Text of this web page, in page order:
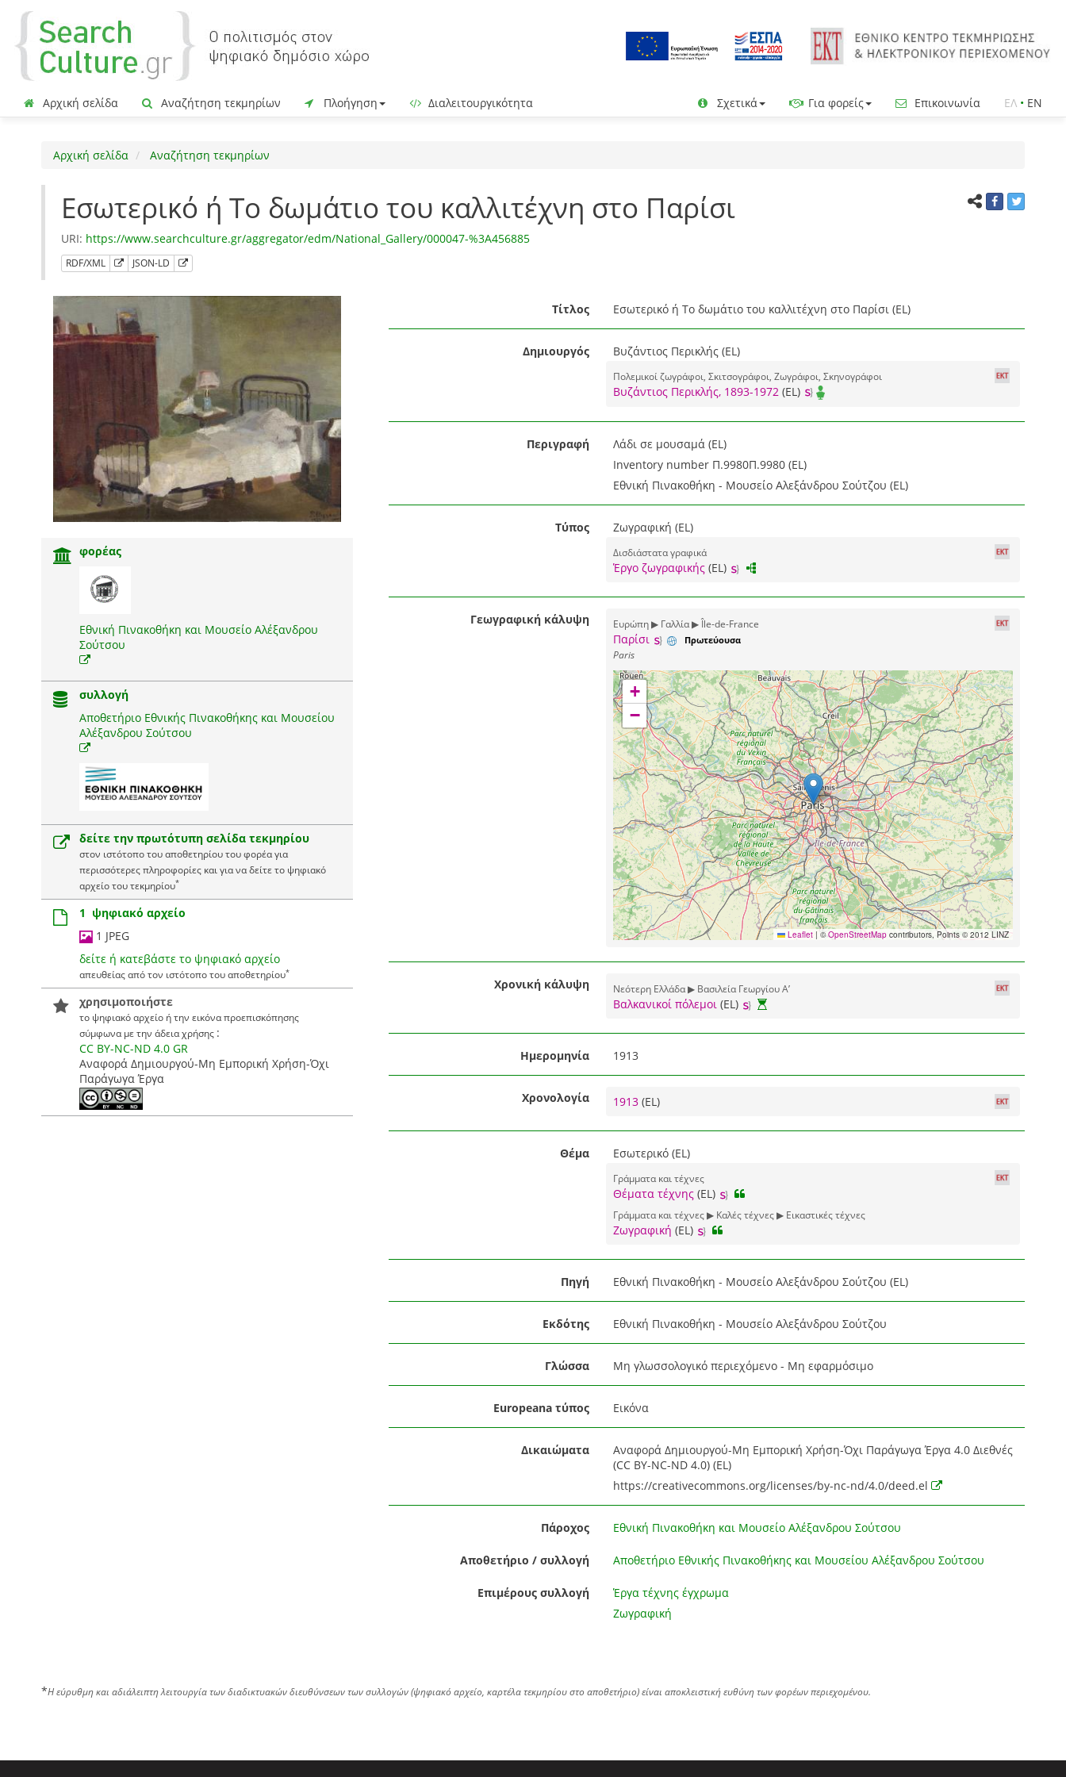
Αρχική σελίδα Αναζήτηση τεκμηρίων Πλοήγηση Διαλειτουργικότητα Σχετικά Για φορείς Επικοινωνία ΕΛ • EN
Αρχική σελίδα Αναζήτηση τεκμηρίων
Εσωτερικό ή Το δωμάτιο του καλλιτέχνη στο Παρίσι
URI: https://www.searchculture.gr/aggregator/edm/National_Gallery/000047-%3A456885
RDF/XML JSON-LD
φορέας
Εθνική Πινακοθήκη και Μουσείο Αλέξανδρου
Σούτσου
συλλογή
Αποθετήριο Εθνικής Πινακοθήκης και Μουσείου
Αλέξανδρου Σούτσου
δείτε την πρωτότυπη σελίδα τεκμηρίου
στον ιστότοπο του αποθετηρίου του φορέα για
περισσότερες πληροφορίες και για να δείτε το ψηφιακό
αρχείο του τεκμηρίου*
1 ψηφιακό αρχείο
1 JPEG
δείτε ή κατεβάστε το ψηφιακό αρχείο
απευθείας από τον ιστότοπο του αποθετηρίου*
χρησιμοποιήστε
το ψηφιακό αρχείο ή την εικόνα προεπισκόπησης
σύμφωνα με την άδεια χρήσης :
CC BY-NC-ND 4.0 GR
Αναφορά Δημιουργού-Μη Εμπορική Χρήση-Όχι
Παράγωγα Έργα
Τίτλος Εσωτερικό ή Το δωμάτιο του καλλιτέχνη στο Παρίσι (EL)
Δημιουργός Βυζάντιος Περικλής (EL)
Πολεμικοί ζωγράφοι, Σκιτσογράφοι, Ζωγράφοι, Σκηνογράφοι
Βυζάντιος Περικλής, 1893-1972(EL)
Περιγραφή
Λάδι σε μουσαμά (EL)
Inventory number Π.9980Π.9980 (EL)
Εθνική Πινακοθήκη - Μουσείο Αλεξάνδρου Σούτζου (EL)
Τύπος Ζωγραφική (EL)
Δισδιάστατα γραφικά
Έργο ζωγραφικής(EL)
Γεωγραφική κάλυψη Ευρώπη ▶ Γαλλία ▶ Île-de-France
Παρίσι Πρωτεύουσα
Paris
+
−
Leaflet | ©OpenStreetMapcontributors, Points © 2012 LINZ
Χρονική κάλυψη Νεότερη Ελλάδα ▶ Βασιλεία Γεωργίου Α’
Βαλκανικοί πόλεμοι(EL)
Ημερομηνία 1913
Χρονολογία 1913 (EL)
Θέμα Εσωτερικό (EL)
Γράμματα και τέχνες
Θέματα τέχνης(EL)
Γράμματα και τέχνες ▶ Καλές τέχνες ▶ Εικαστικές τέχνες
Ζωγραφική (EL)
Πηγή Εθνική Πινακοθήκη - Μουσείο Αλεξάνδρου Σούτζου (EL)
Εκδότης Εθνική Πινακοθήκη - Μουσείο Αλεξάνδρου Σούτζου
Γλώσσα Μη γλωσσολογικό περιεχόμενο - Μη εφαρμόσιμο
Europeana τύπος Εικόνα
Δικαιώματα
Αναφορά Δημιουργού-Μη Εμπορική Χρήση-Όχι Παράγωγα Έργα 4.0 Διεθνές
(CC BY-NC-ND 4.0) (EL)
https://creativecommons.org/licenses/by-nc-nd/4.0/deed.el
Πάροχος Εθνική Πινακοθήκη και Μουσείο Αλέξανδρου Σούτσου
Αποθετήριο / συλλογή Αποθετήριο Εθνικής Πινακοθήκης και Μουσείου Αλέξανδρου Σούτσου
Επιμέρους συλλογή
Έργα τέχνης έγχρωμα
Ζωγραφική
*Η εύρυθμη και αδιάλειπτη λειτουργία των διαδικτυακών διευθύνσεων των συλλογών (ψηφιακό αρχείο, καρτέλα τεκμηρίου στο αποθετήριο) είναι αποκλειστική ευθύνη των φορέων περιεχομένου.